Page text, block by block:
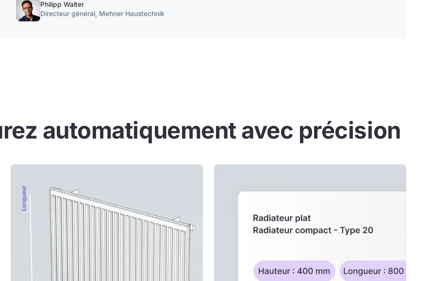
Philipp Walter
Directeur général, Mehner Haustechnik
automatiquement avec précision